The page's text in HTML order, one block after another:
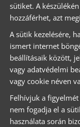
sütiket. A
hozzáférhet, azt
A sütik kezelésére,
ismert internet
beállításaik között,
vagy adatvédelmi
vagy cookie néven
Felhívjuk a
nem fogadja el a
használata során